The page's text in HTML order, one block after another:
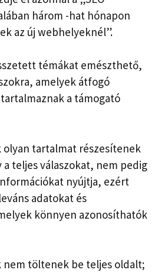
három -hat hónapon
az új webhelyeknél”.
témákat emészthető,
amelyek átfogó
a támogató
olyan tartalmat részesítenek
teljes válaszokat, nem pedig
nyújtja, ezért
adatokat és
könnyen azonosíthatók
nem töltenek be teljes oldalt;